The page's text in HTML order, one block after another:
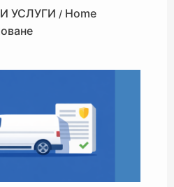
УСЛУГИ / Home